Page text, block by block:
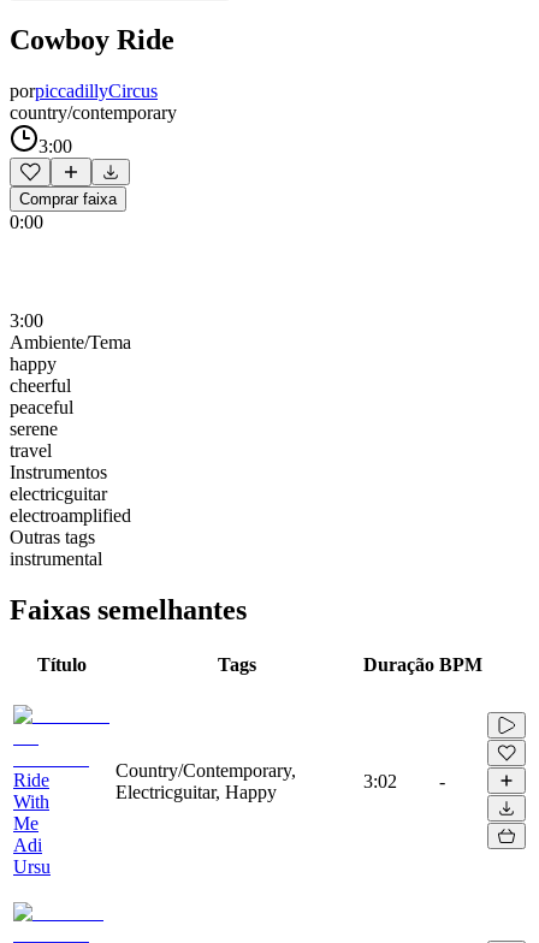
Cowboy Ride
porpiccadillyCircus
country/contemporary
3:00
Comprar faixa
0:00
3:00
Ambiente/Tema
happy
cheerful
peaceful
serene
travel
Instrumentos
electricguitar
electroamplified
Outras tags
instrumental
Faixas semelhantes
Título Tags Duração BPM
Ride
With
Me
Adi
Ursu
Country/Contemporary,
Electricguitar, Happy
3:02 -